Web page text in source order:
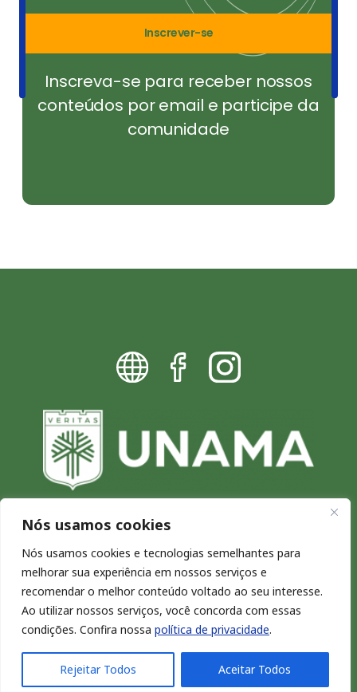
Nós usamos cookies
Nós usamos cookies e tecnologias semelhantes para
melhorar sua experiência em nossos serviços e
recomendar o melhor conteúdo voltado ao seu interesse.
Ao utilizar nossos serviços, você concorda com essas
condições. Confira nossa política de privacidade.
Rejeitar Todos Aceitar Todos
Inscrever-se
Inscreva-se para receber nossos
conteúdos por email e participe da
comunidade
Blog da UNAMA - Excelência por
natureza
Copyright © 2026. Todos os direitos reservados.